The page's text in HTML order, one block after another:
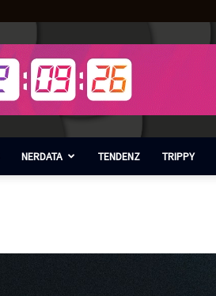
NERDATA TENDENZ TRIPPY